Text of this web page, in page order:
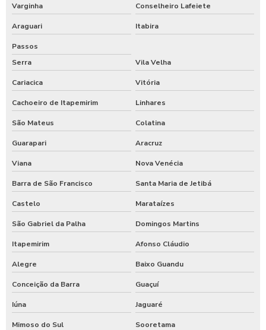
Varginha Conselheiro Lafeiete
Araguari Itabira
Passos
Serra
Vila Velha
Cariacica Vitória
Cachoeiro de Itapemirim Linhares
São Mateus Colatina
Guarapari Aracruz
Viana Nova Venécia
Barra de São Francisco Santa Maria de Jetibá
Castelo Marataízes
São Gabriel da Palha Domingos Martins
Itapemirim Afonso Cláudio
Alegre Baixo Guandu
Conceição da Barra Guaçuí
Iúna Jaguaré
Mimoso do Sul Sooretama